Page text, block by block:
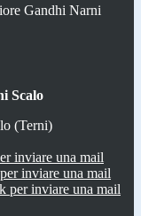
Gandhi Narni
Scalo
(Terni)
inviare una mail
inviare una mail
per inviare una mail